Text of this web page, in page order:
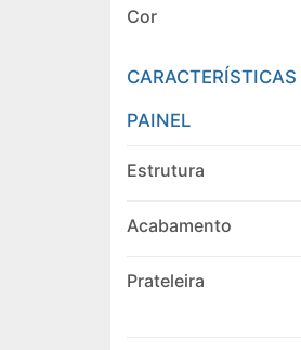
Cor
CARACTERÍSTICAS
PAINEL
Estrutura
Acabamento
Prateleira